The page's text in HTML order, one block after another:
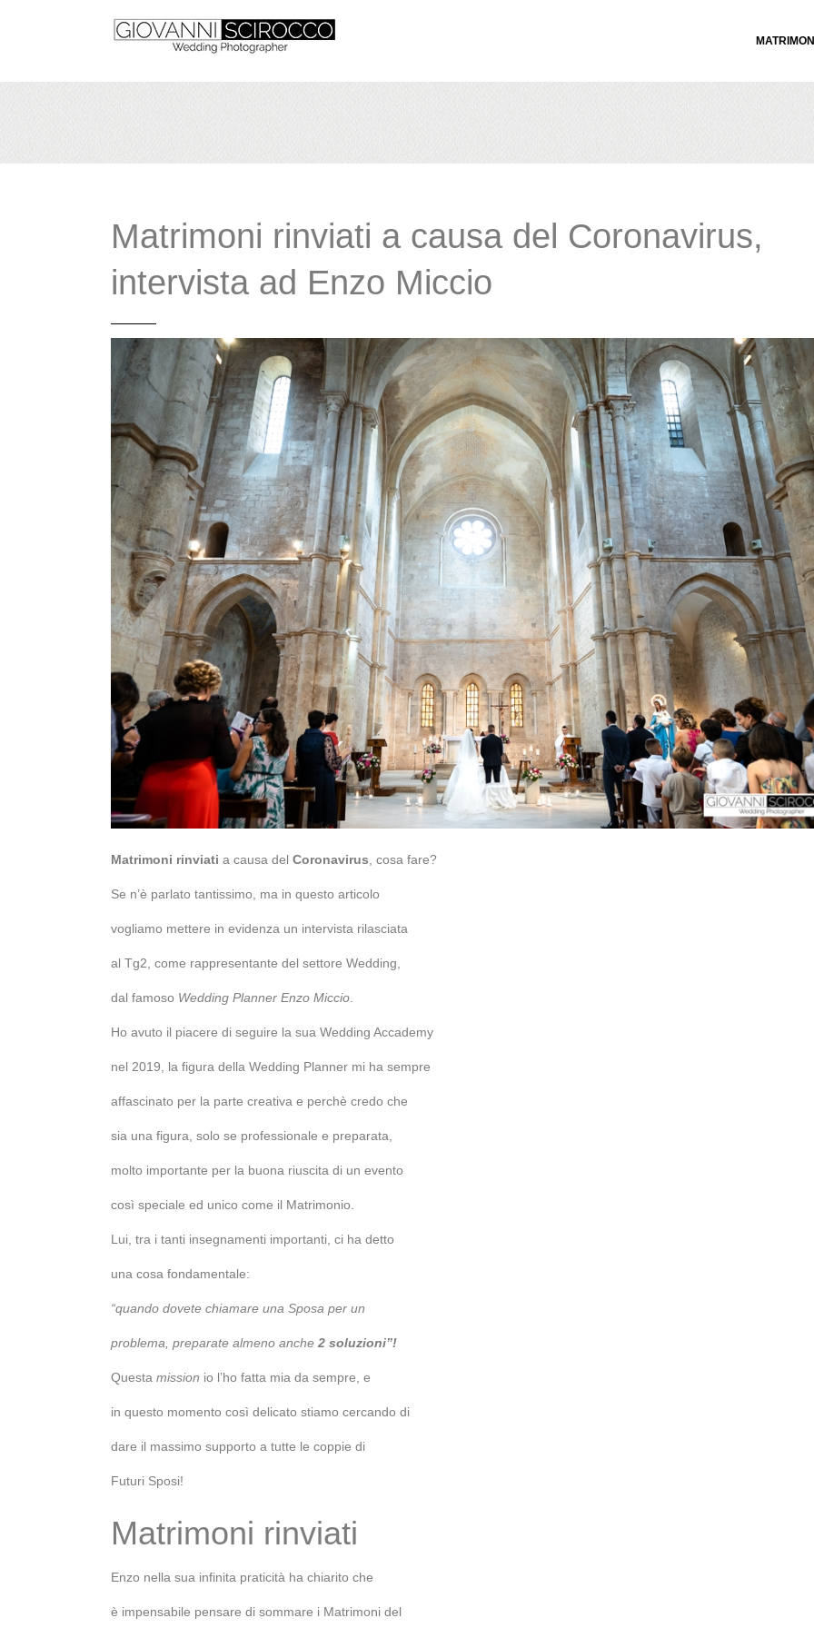
MATRIMONI
Matrimoni rinviati a causa del Coronavirus,
intervista ad Enzo Miccio
Matrimoni rinviati a causa del Coronavirus , cosa fare?
Se n’è parlato tantissimo, ma in questo articolo
vogliamo mettere in evidenza un intervista rilasciata
al Tg2, come rappresentante del settore Wedding,
dal famoso Wedding Planner Enzo Miccio
Ho avuto il piacere di seguire la sua Wedding Accademy
nel 2019, la figura della Wedding Planner mi ha sempre
affascinato per la parte creativa e perchè credo che
sia una figura, solo se professionale e preparata,
molto importante per la buona riuscita di un evento
così speciale ed unico come il Matrimonio.
Lui, tra i tanti insegnamenti importanti, ci ha detto
una cosa fondamentale:
“quando dovete chiamare una Sposa per un
problema, preparate almeno anche 2 soluzioni”!
Questa mission io l’ho fatta mia da sempre, e
in questo momento così delicato stiamo cercando di
dare il massimo supporto a tutte le coppie di
Futuri Sposi!
Matrimoni rinviati
Enzo nella sua infinita praticità ha chiarito che
è impensabile pensare di sommare i Matrimoni del